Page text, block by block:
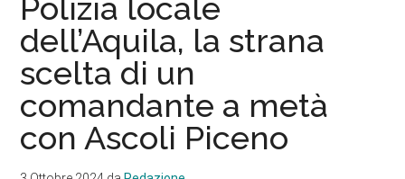
caso
delle
indennità
di
risultato
Polizia locale
dell’Aquila, la strana
scelta di un
comandante a metà
con Ascoli Piceno